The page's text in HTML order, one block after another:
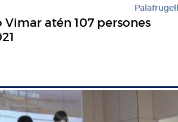
Palafrugell
Vimar atén 107 persones